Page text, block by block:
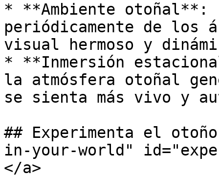
* **Ambiente otoñal**:
periódicamente de los
visual hermoso y
* **Inmersión
la atmósfera otoñal
se sienta más vivo y
## Experimenta el
in-your-world"
</a>